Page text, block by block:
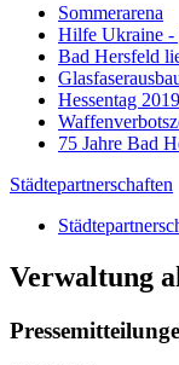
Sommerarena
Hilfe Ukraine -
Bad Hersfeld
Hessentag 2019
75 Jahre Bad
Städtepartnerschaften
Verwaltung